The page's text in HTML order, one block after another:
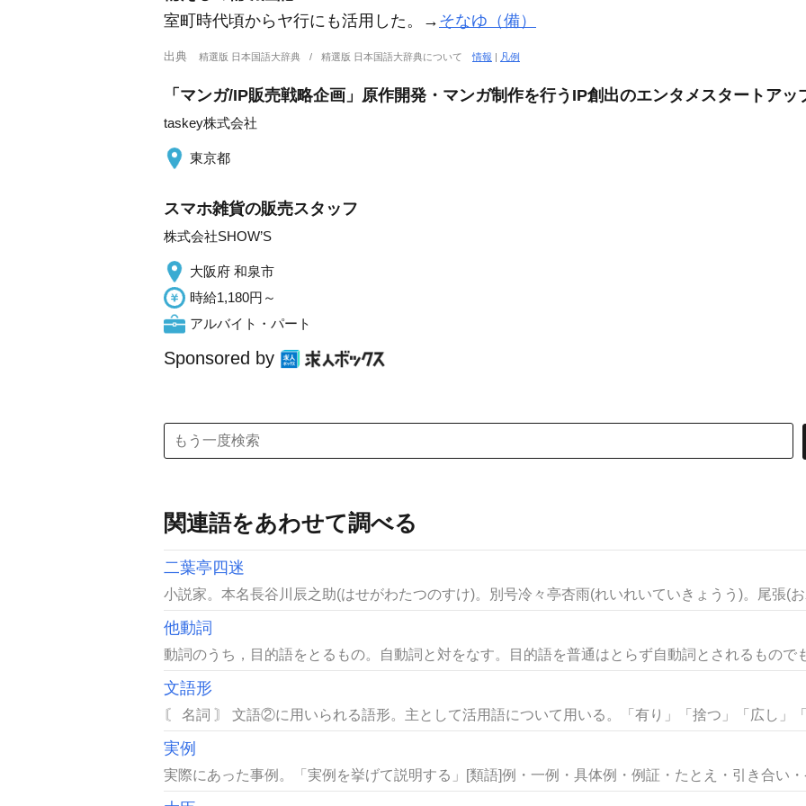
室町時代頃からヤ行にも活用した。→ そなゆ（備）
出典 精選版 日本国語大辞典 精選版 日本国語大辞典について情報 | 凡例
「マンガ/IP販売戦略企画」原作開発・マンガ制作を行うIP創出のエンタメスタートアッ
taskey株式会社
東京都
スマホ雑貨の販売スタッフ
株式会社SHOW’S
大阪府 和泉市
時給1,180円～
アルバイト・パート
Sponsored by
関連語をあわせて調べる
二葉亭四迷
小説家。本名長谷川辰之助(はせがわたつのすけ)。別号冷々亭杏雨(れいれいていきょうう)。尾張(
他動詞
動詞のうち，目的語をとるもの。自動詞と対をなす。目的語を普通はとらず自動詞とされるもので
文語形
〘 名詞 〙 文語②に用いられる語形。主として活用語について用いる。「有り」「捨つ」「広し」
実例
実際にあった事例。「実例を挙げて説明する」[類語]例・一例・具体例・例証・たとえ・引き合い